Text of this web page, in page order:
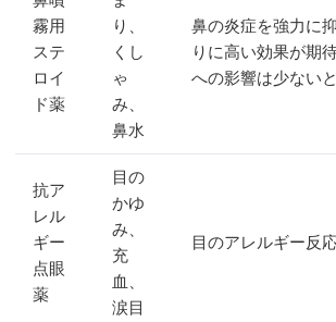
霧用
ステ
ロイ
ド薬
り、
くし
ゃ
み、
鼻水
鼻の炎症を強力に
りに高い効果が期
への影響は少ない
抗ア
レル
ギー
点眼
薬
目の
かゆ
み、
充
血、
涙目
目のアレルギー反